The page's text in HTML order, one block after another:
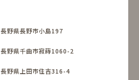
長野県長野市小島197
長野県千曲市寂蒔1060-2
長野県上田市住吉316-4